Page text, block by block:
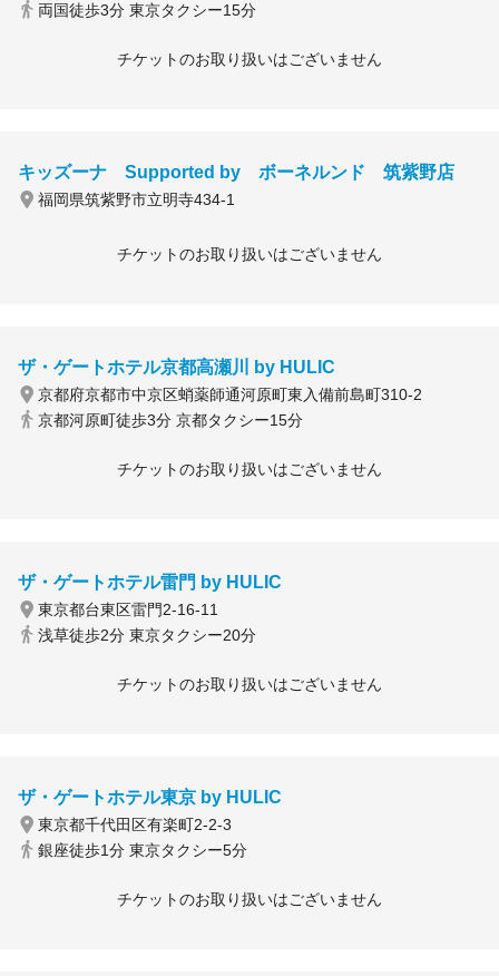
両国徒歩3分 東京タクシー15分
チケットのお取り扱いはございません
キッズーナ Supported by ボーネルンド 筑紫野店
福岡県筑紫野市立明寺434-1
チケットのお取り扱いはございません
ザ・ゲートホテル京都高瀬川 by HULIC
京都府京都市中京区蛸薬師通河原町東入備前島町310-2
京都河原町徒歩3分 京都タクシー15分
チケットのお取り扱いはございません
ザ・ゲートホテル雷門 by HULIC
東京都台東区雷門2-16-11
浅草徒歩2分 東京タクシー20分
チケットのお取り扱いはございません
ザ・ゲートホテル東京 by HULIC
東京都千代田区有楽町2-2-3
銀座徒歩1分 東京タクシー5分
チケットのお取り扱いはございません